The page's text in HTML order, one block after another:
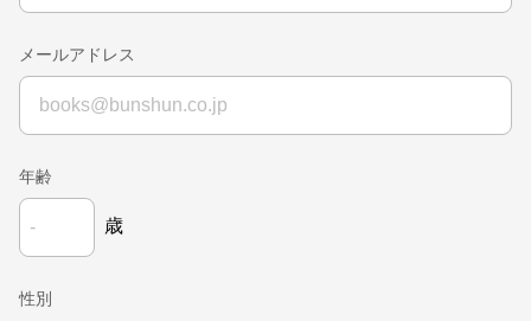
メールアドレス
年齢
歳
性別